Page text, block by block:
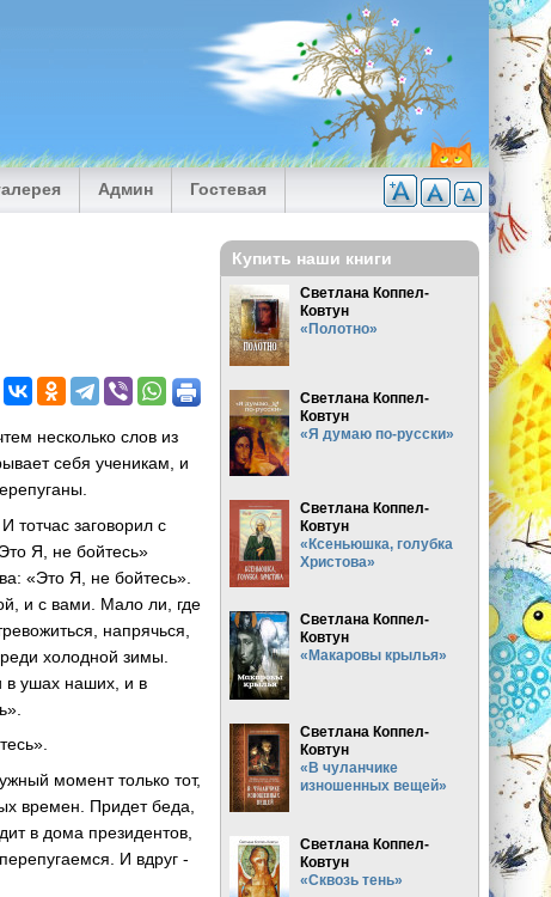
Админ Гостевая
несколько слов из
себя ученикам, и
тотчас заговорил с
Я, не бойтесь»
«Это Я, не бойтесь».
и с вами. Мало ли, где
напрячься,
холодной зимы.
в ушах наших, и в
момент только тот,
времен. Придет беда,
в дома президентов,
И вдруг -
Купить наши книги
Светлана Коппел-
Ковтун
«Полотно»
Светлана Коппел-
Ковтун
«Я думаю по-русски»
Светлана Коппел-
Ковтун
«Ксеньюшка, голубка
Христова»
Светлана Коппел-
Ковтун
«Макаровы крылья»
Светлана Коппел-
Ковтун
«В чуланчике
изношенных вещей»
Светлана Коппел-
Ковтун
«Сквозь тень»